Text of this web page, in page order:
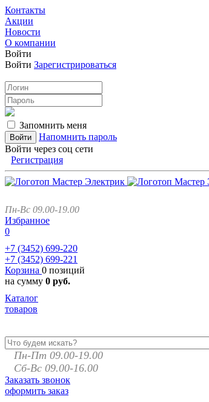
Контакты
Акции
Новости
О компании
Войти
Войти Зарегистрироваться
Запомнить меня
Напомнить пароль
Войти через соц сети
Регистрация
Пн-Вс 09.00-19.00
Избранное
0
+7 (3452) 699-220
+7 (3452) 699-221
Корзина 0 позиций
на сумму 0 руб.
Каталог
товаров
Пн-Пт 09.00-19.00
Сб-Вс 09.00-16.00
Заказать звонок
оформить заказ